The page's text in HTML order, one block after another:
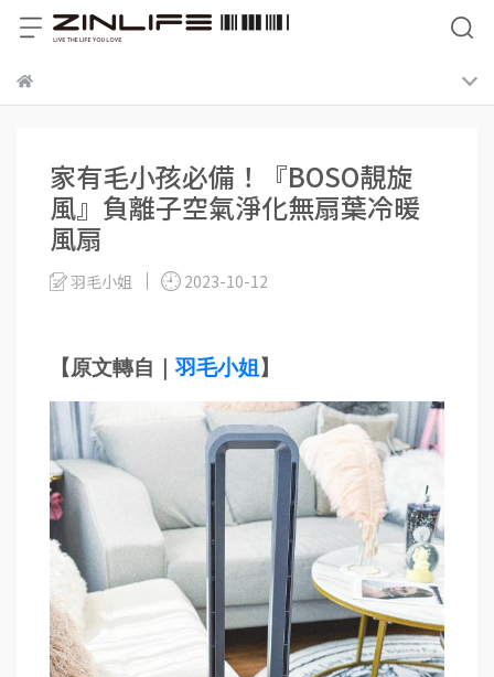
家有​​毛小孩必備！『BOSO靚旋
風』負離子空氣淨化無扇葉冷暖
風扇
羽毛小姐 2023-10-12
【原文轉自｜羽毛小姐】